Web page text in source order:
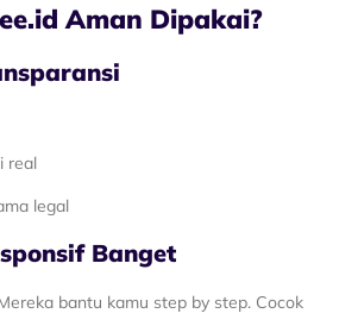
Aman Dipakai?
real
legal
Banget
bantu kamu step by step. Cocok